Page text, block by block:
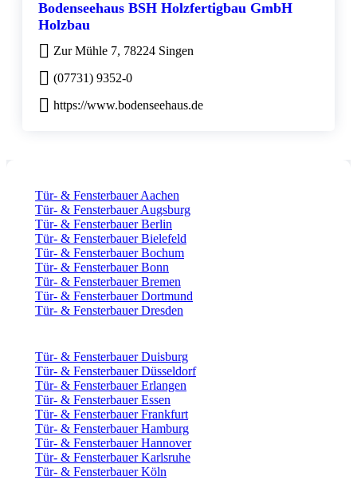
Bodenseehaus BSH Holzfertigbau GmbH
Holzbau
Zur Mühle 7, 78224 Singen
(07731) 9352-0
https://www.bodenseehaus.de
Tür- & Fensterbauer Aachen
Tür- & Fensterbauer Augsburg
Tür- & Fensterbauer Berlin
Tür- & Fensterbauer Bielefeld
Tür- & Fensterbauer Bochum
Tür- & Fensterbauer Bonn
Tür- & Fensterbauer Bremen
Tür- & Fensterbauer Dortmund
Tür- & Fensterbauer Dresden
Tür- & Fensterbauer Duisburg
Tür- & Fensterbauer Düsseldorf
Tür- & Fensterbauer Erlangen
Tür- & Fensterbauer Essen
Tür- & Fensterbauer Frankfurt
Tür- & Fensterbauer Hamburg
Tür- & Fensterbauer Hannover
Tür- & Fensterbauer Karlsruhe
Tür- & Fensterbauer Köln